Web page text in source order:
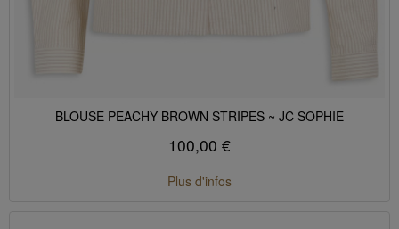
BLOUSE PEACHY BROWN STRIPES ~ JC SOPHIE
100,00 €
Plus d'infos